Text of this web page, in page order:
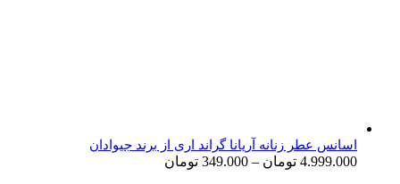
اسانس عطر زنانه آریانا گراند اری از برند جیوادان
4.999.000 تومان –
349.000 تومان